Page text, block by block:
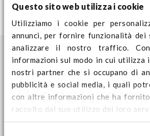
Questo sito web utilizza i cookie
Utilizziamo i cookie per
annunci, per fornire funzionalità dei
analizzare il nostro traffico.
informazioni sul modo in cui
nostri partner che si occupano di
pubblicità e social media, i quali
con altre informazioni che ha
raccolto dal suo utilizzo dei loro
ulteriori informazioni sui cookie e
Prodotti